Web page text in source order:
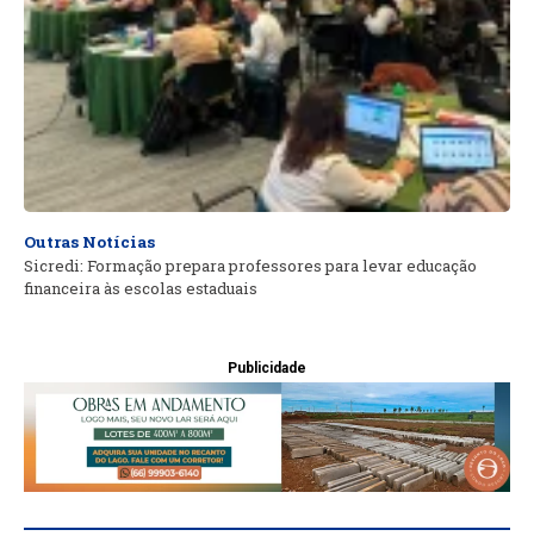
Outras Notícias
Sicredi: Formação prepara professores para levar educação
financeira às escolas estaduais
Publicidade